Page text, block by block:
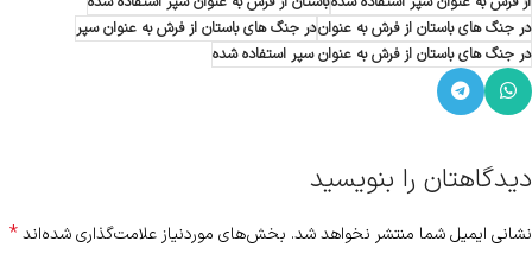
در جنگ های باستان از فرش به عنواندر جنگ های باستان از فرش به عنوان سپر
در جنگ های باستان از فرش به عنوان سپر استفاده شده
دیدگاهتان را بنویسید
نشانی ایمیل شما منتشر نخواهد شد. بخش‌های موردنیاز علامت‌گذاری شده‌اند*